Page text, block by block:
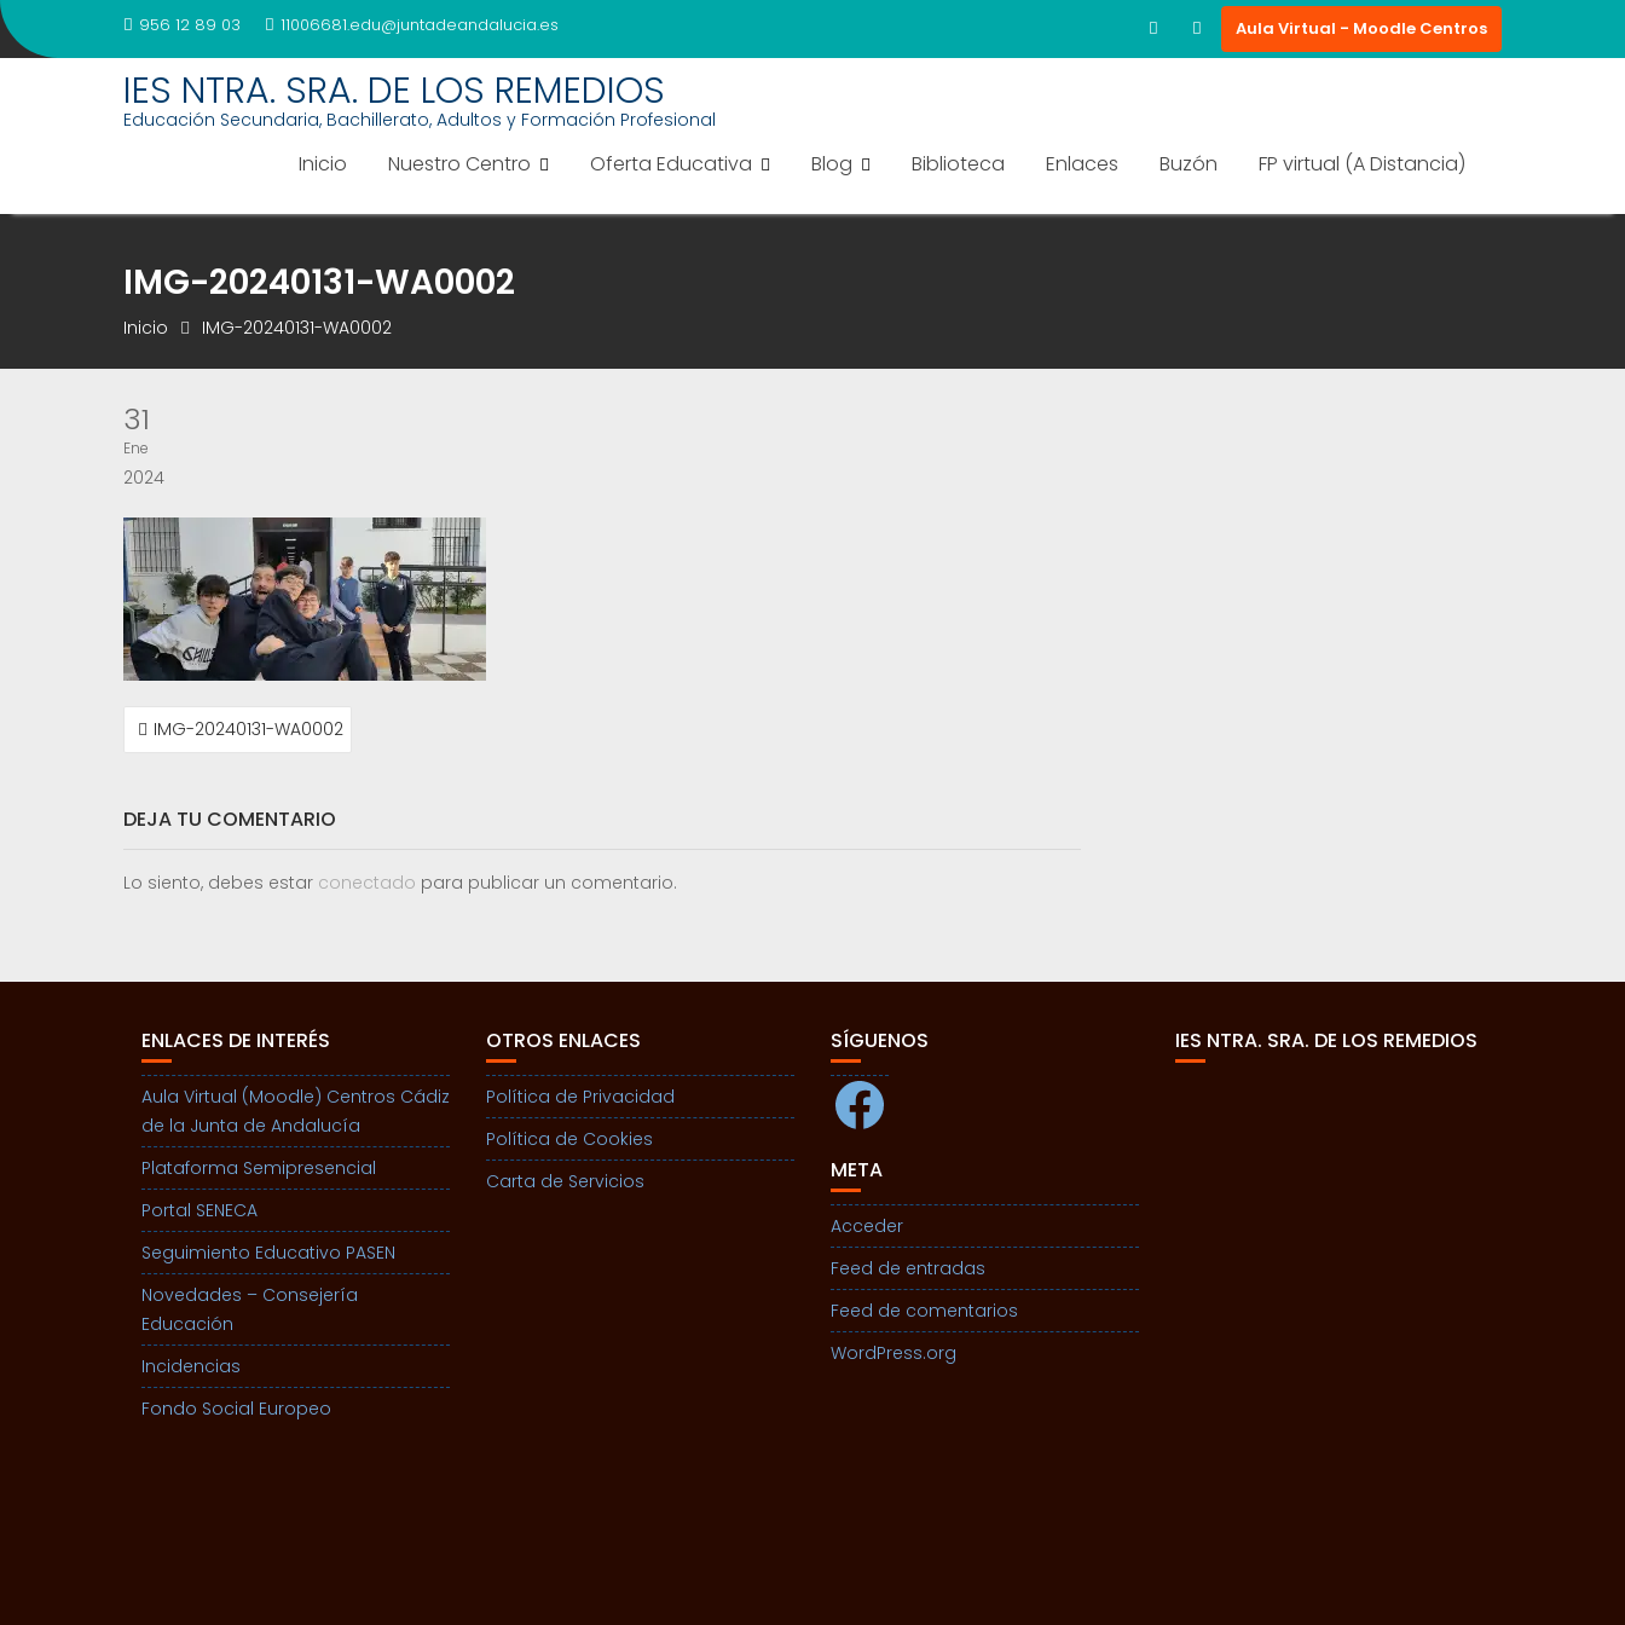
Saltar
al
956 12 89 03 11006681.edu@juntadeandalucia.es Aula Virtual - Moodle Centros
IES NTRA. SRA. DE LOS REMEDIOS
Educación Secundaria, Bachillerato, Adultos y Formación Profesional
Inicio Nuestro Centro Oferta Educativa Blog Biblioteca Enlaces Buzón FP virtual (A Distancia)
IMG-20240131-WA0002
Inicio IMG-20240131-WA0002
31
Ene
2024
NAVEGACIÓN
DEIMG-20240131-WA0002
DEJA TU COMENTARIO
Lo siento, debes estar conectado para publicar un comentario.
ENLACES DE INTERÉS
Aula Virtual (Moodle) Centros Cádiz
de la Junta de Andalucía
Plataforma Semipresencial
Portal SENECA
Seguimiento Educativo PASEN
Novedades – Consejería
Educación
Incidencias
Fondo Social Europeo
OTROS ENLACES
Política de Privacidad
Política de Cookies
Carta de Servicios
SÍGUENOS
Facebook
META
Acceder
Feed de entradas
Feed de comentarios
WordPress.org
IES NTRA. SRA. DE LOS REMEDIOS